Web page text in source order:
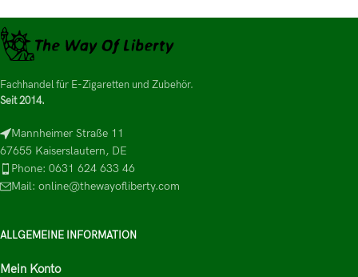
Fachhandel für E-Zigaretten und Zubehör.
Seit 2014.
Mannheimer Straße 11
67655 Kaiserslautern, DE
Phone: 0631 624 633 46
Mail: online@thewayofliberty.com
ALLGEMEINE INFORMATION
Mein Konto